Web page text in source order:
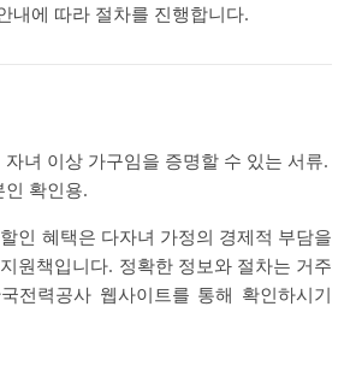
내에 따라 절차를 진행합니다.
자녀 이상 가구임을 증명할 수 있는 서류.
인 확인용.
인 혜택은 다자녀 가정의 경제적 부담을
원책입니다. 정확한 정보와 절차는 거주
전력공사 웹사이트를 통해 확인하시기